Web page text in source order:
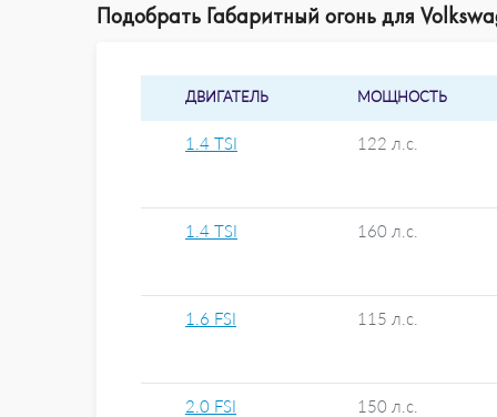
Подобрать Габаритный огонь для
ДВИГАТЕЛЬ МОЩНОСТЬ
1.4 TSI 122 л.с.
1.4 TSI 160 л.с.
1.6 FSI 115 л.с.
2.0 FSI 150 л.с.